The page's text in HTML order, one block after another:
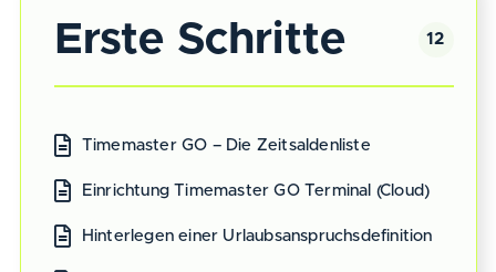
Erste Schritte 12
Timemaster GO – Die Zeitsaldenliste
Einrichtung Timemaster GO Terminal (Cloud)
Hinterlegen einer Urlaubsanspruchsdefinition